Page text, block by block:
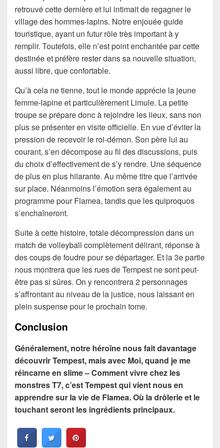
retrouvé cette dernière et lui intimait de regagner le
village des hommes-lapins. Notre enjouée guide
touristique, ayant un futur rôle très important à y
remplir. Toutefois, elle n’est point enchantée par cette
destinée et préfère rester dans sa nouvelle situation,
aussi libre, que confortable.
Qu’à cela ne tienne, tout le monde apprécie la jeune
femme-lapine et particulièrement Limule. La petite
troupe se prépare donc à rejoindre les lieux, sans non
plus se présenter en visite officielle. En vue d’éviter la
pression de recevoir le roi-démon. Son père lui au
courant, s’en décompose au fil des discussions, puis
du choix d’effectivement de s’y rendre. Une séquence
de plus en plus hilarante. Au même titre que l’arrivée
sur place. Néanmoins l’émotion sera également au
programme pour Flamea, tandis que les quiproquos
s’enchaîneront.
Suite à cette histoire, totale décompression dans un
match de volleyball complètement délirant, réponse à
des coups de foudre pour se départager. Et la 3e partie
nous montrera que les rues de Tempest ne sont peut-
être pas si sûres. On y rencontrera 2 personnages
s’affrontant au niveau de la justice, nous laissant en
plein suspense pour le prochain tome.
Conclusion
Généralement, notre héroïne nous fait davantage
découvrir Tempest, mais avec Moi, quand je me
réincarne en slime – Comment vivre chez les
monstres T7, c’est Tempest qui vient nous en
apprendre sur la vie de Flamea. Où la drôlerie et le
touchant seront les ingrédients principaux.